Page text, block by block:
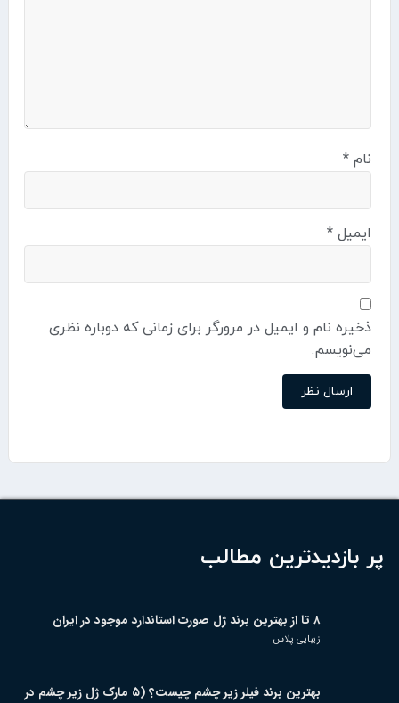
نام*
ایمیل*
ذخیره نام و ایمیل در مرورگر برای زمانی که دوباره نظری
می‌نویسم.
پر بازدیدترین مطالب
۸ تا از بهترین برند ژل صورت استاندارد موجود در ایران
زیبایی پلاس
بهترین برند فیلر زیر چشم چیست؟ (۵ مارک ژل زیر چشم در